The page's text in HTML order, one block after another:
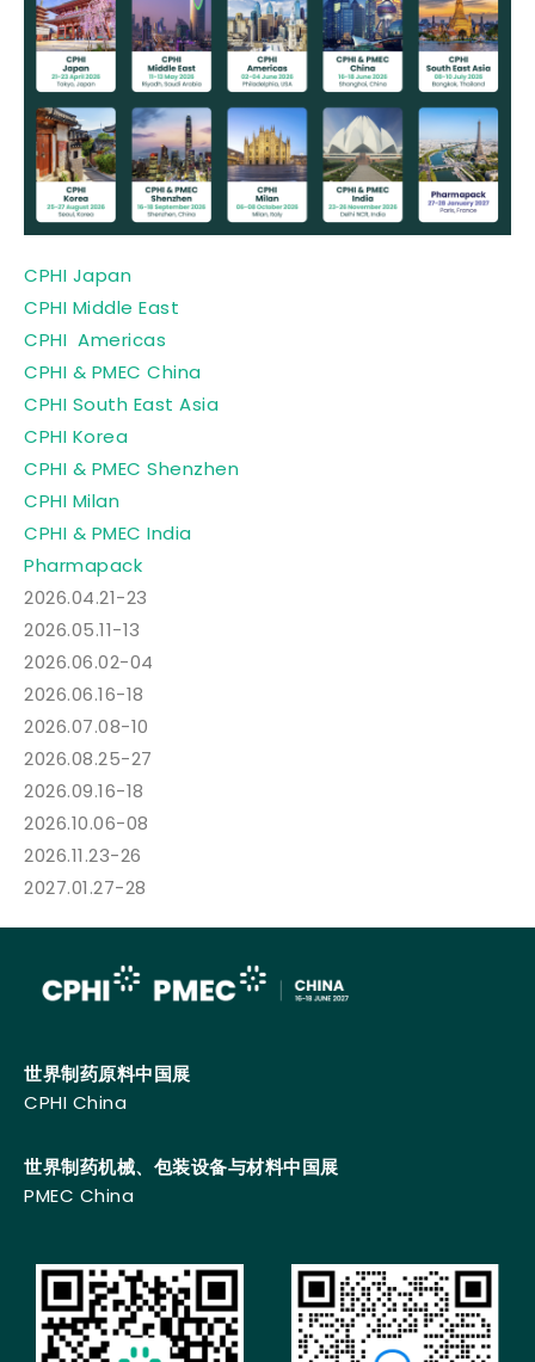
CPHI Japan
CPHI Middle East
CPHI Americas
CPHI & PMEC China
CPHI South East Asia
CPHI Korea
CPHI & PMEC Shenzhen
CPHI Milan
CPHI & PMEC India
Pharmapack
2026.04.21-23
2026.05.11-13
2026.06.02-04
2026.06.16-18
2026.07.08-10
2026.08.25-27
2026.09.16-18
2026.10.06-08
2026.11.23-26
2027.01.27-28
世界制药原料中国展
CPHI China
世界制药机械、包装设备与材料中国展
PMEC China